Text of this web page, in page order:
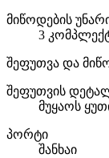
მიწოდების
3
შეფუთვა და
შეფუთვის
მუყაოს
პორტი
შანხაი